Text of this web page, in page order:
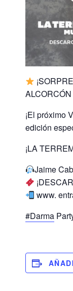
¡El próximo
edición
¡LA
Jaime
www.
#Darma